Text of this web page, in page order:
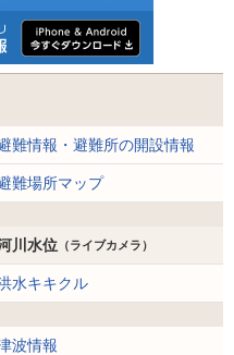
難情報・避難所の開設情報
難場所マップ
川水位 （ライブカメラ）
水キキクル
波情報